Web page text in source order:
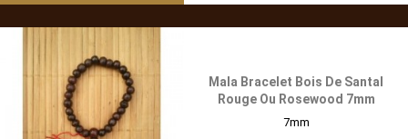
Mala Bracelet Bois De Santal
Rouge Ou Rosewood 7mm
7mm